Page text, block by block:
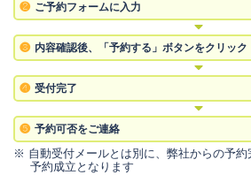
❷ ご予約フォームに入力
❸ 内容確認後、 「予約する」ボタンをクリック
❹ 受付完了
❺ 予約可否をご連絡
自動受付メールとは別に、弊社からの予
予約成立となります